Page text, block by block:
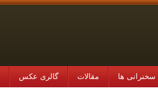
سخنرانی ها مقالات گالری عکس